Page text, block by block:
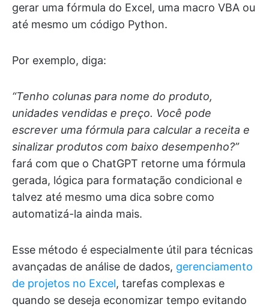
gerar uma fórmula do Excel, uma macro VBA ou
até mesmo um código Python.
Por exemplo, diga:
“Tenho colunas para nome do produto,
unidades vendidas e preço. Você pode
escrever uma fórmula para calcular a receita e
sinalizar produtos com baixo desempenho?”
fará com que o ChatGPT retorne uma fórmula
gerada, lógica para formatação condicional e
talvez até mesmo uma dica sobre como
automatizá-la ainda mais.
Esse método é especialmente útil para técnicas
avançadas de análise de dados, gerenciamento
de projetos no Excel, tarefas complexas e
quando se deseja economizar tempo evitando